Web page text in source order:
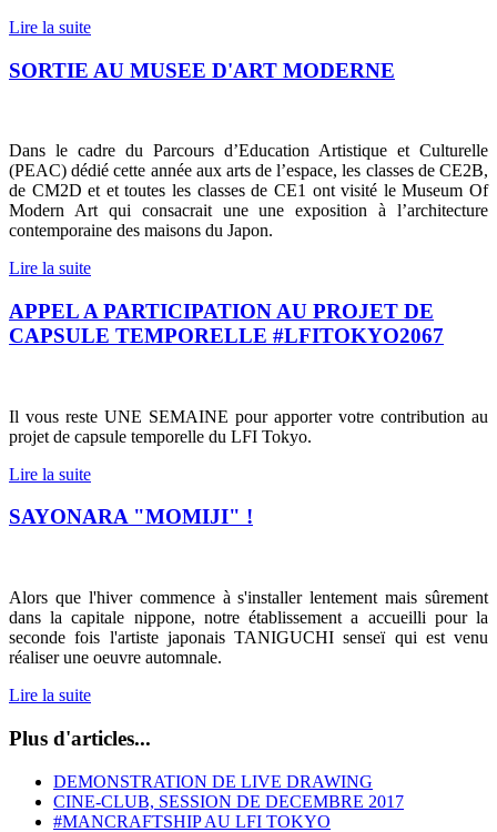
Lire la suite
SORTIE AU MUSEE D'ART MODERNE
Dans le cadre du Parcours d’Education Artistique et Culturelle
(PEAC) dédié cette année aux arts de l’espace, les classes de CE2B,
de CM2D et et toutes les classes de CE1 ont visité le Museum Of
Modern Art qui consacrait une une exposition à l’architecture
contemporaine des maisons du Japon.
Lire la suite
APPEL A PARTICIPATION AU PROJET DE
CAPSULE TEMPORELLE #LFITOKYO2067
Il vous reste UNE SEMAINE pour apporter votre contribution au
projet de capsule temporelle du LFI Tokyo.
Lire la suite
SAYONARA "MOMIJI" !
Alors que l'hiver commence à s'installer lentement mais sûrement
dans la capitale nippone, notre établissement a accueilli pour la
seconde fois l'artiste japonais TANIGUCHI senseï qui est venu
réaliser une oeuvre automnale.
Lire la suite
Plus d'articles...
DEMONSTRATION DE LIVE DRAWING
CINE-CLUB, SESSION DE DECEMBRE 2017
#MANCRAFTSHIP AU LFI TOKYO